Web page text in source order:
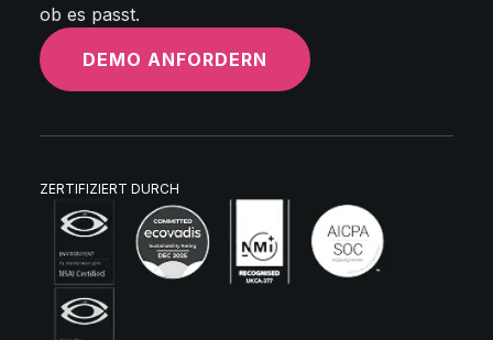
ob es passt.
DEMO ANFORDERN
ZERTIFIZIERT DURCH